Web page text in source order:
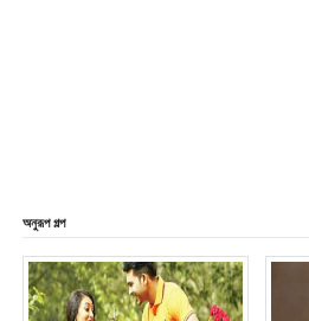
অনুরূপ গল্প